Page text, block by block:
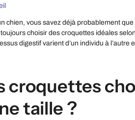
chien, vous savez déjà probablement
choisir des croquettes idéales
digestif varient d’un individu à l’autre
croquettes
taille ?